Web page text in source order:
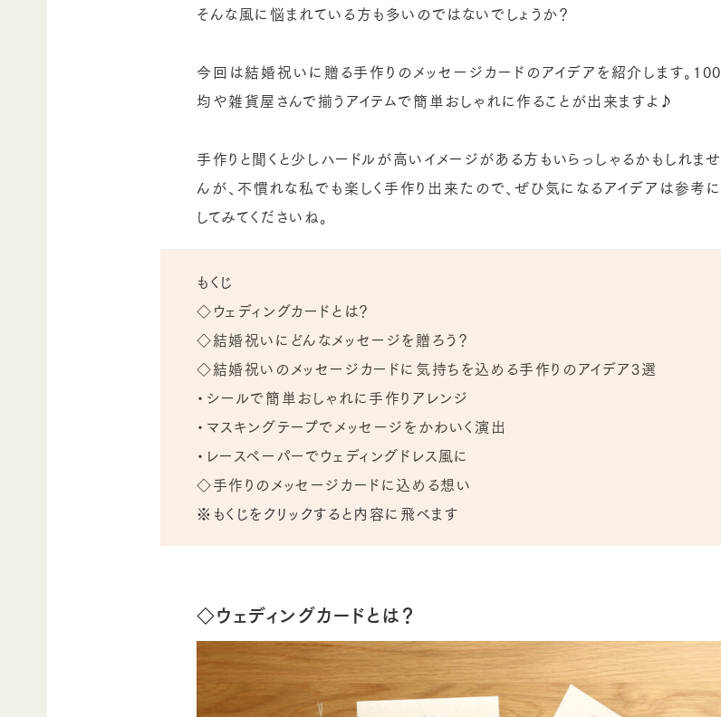
そんな風に悩まれている方も多いのではないでしょうか？
今回は結婚祝いに贈る手作りのメッセージカードのアイデアを紹介します。100
均や雑貨屋さんで揃うアイテムで簡単おしゃれに作ることが出来ますよ♪
手作りと聞くと少しハードルが高いイメージがある方もいらっしゃるかもしれませ
んが、不慣れな私でも楽しく手作り出来たので、ぜひ気になるアイデアは参考に
してみてくださいね。
もくじ
◇ウェディングカードとは？
◇結婚祝いにどんなメッセージを贈ろう？
◇結婚祝いのメッセージカードに気持ちを込める手作りのアイデア3選
・シールで簡単おしゃれに手作りアレンジ
・マスキングテープでメッセージをかわいく演出
・レースペーパーでウェディングドレス風に
◇手作りのメッセージカードに込める想い
※もくじをクリックすると内容に飛べます
◇ウェディングカードとは？